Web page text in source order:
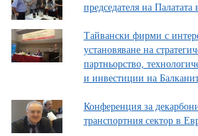
председателя на Палатата
Тайвански фирми с
установяване на
партньорство,
и инвестиции на
Конференция за
транспортния сектор в